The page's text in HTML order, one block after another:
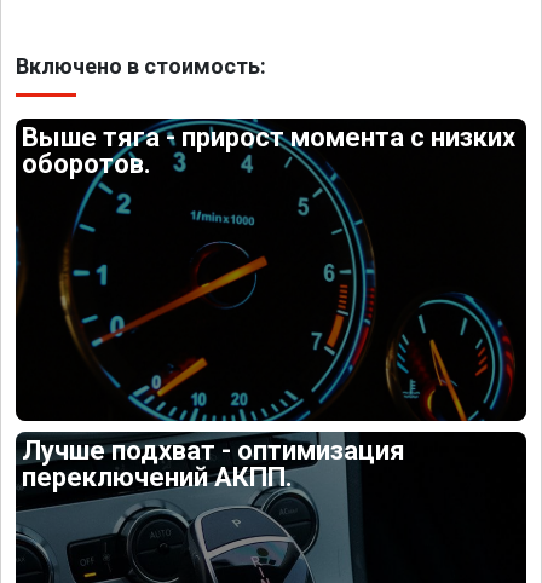
Включено в стоимость:
Выше тяга - прирост момента с низких
оборотов.
Лучше подхват - оптимизация
переключений АКПП.